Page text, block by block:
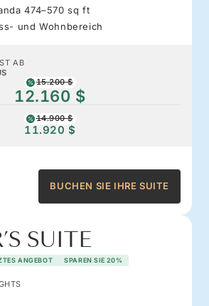
474–570 sq ft
und Wohnbereich
AB
15.200 $
12.160 $
14.900 $
11.920 $
BUCHEN SIE IHRE SUITE
SUITE
ANGEBOT SPAREN SIE 20%